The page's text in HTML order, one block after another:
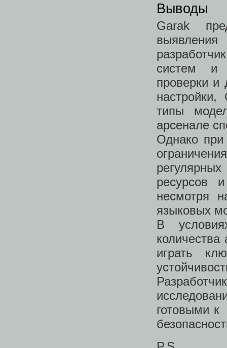
Выводы
Garak
систем и
проверки и
типы
арсенале
Однако при
ресурсов
несмотря
языковых
В
играть
готовыми к